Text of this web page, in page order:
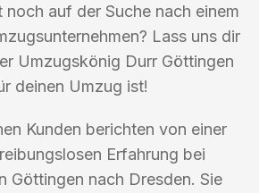
noch auf der Suche nach einem
Lass uns dir
Umzugskönig Durr Göttingen
deinen Umzug ist!
Kunden berichten von einer
Erfahrung bei
Göttingen nach Dresden. Sie